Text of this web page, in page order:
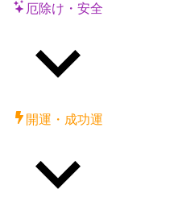
厄除け・安全
開運・成功運